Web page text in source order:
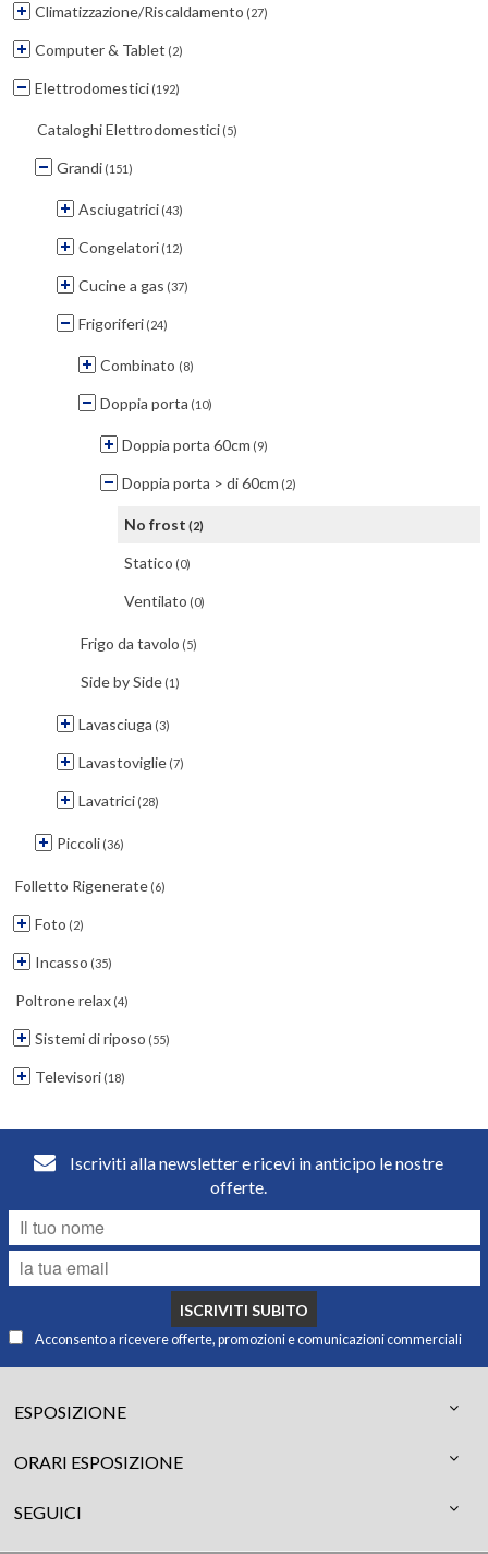
Climatizzazione/Riscaldamento (27)
Computer & Tablet (2)
Elettrodomestici(192)
Cataloghi Elettrodomestici(5)
Grandi(151)
Asciugatrici(43)
Congelatori(12)
Cucine a gas (37)
Frigoriferi(24)
Combinato (8)
Doppia porta (10)
Doppia porta 60cm (9)
Doppia porta > di 60cm (2)
No frost (2)
Statico (0)
Ventilato (0)
Frigo da tavolo (5)
Side by Side(1)
Lavasciuga (3)
Lavastoviglie(7)
Lavatrici(28)
Piccoli(36)
Folletto Rigenerate(6)
Foto (2)
Incasso (35)
Poltrone relax(4)
Sistemi di riposo (55)
Televisori(18)
Iscriviti alla newsletter e ricevi in anticipo le nostre
offerte.
ISCRIVITI SUBITO
Acconsento a ricevere offerte, promozioni e comunicazioni commerciali
ESPOSIZIONE
ORARI ESPOSIZIONE
SEGUICI